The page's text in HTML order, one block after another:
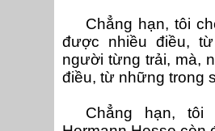
Chẳng hạn, tôi
được nhiều điều,
người từng trải, mà,
điều, từ những trong
Chẳng hạn,